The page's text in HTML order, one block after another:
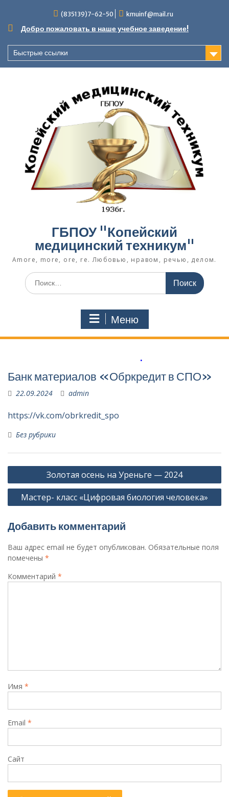
содержимому
(835139)7-62-50 kmuinf@mail.ru
Добро пожаловать в наше учебное заведение!
Быстрые ссылки
ГБПОУ "Копейский
медицинский техникум"
Amore, more, ore, re. Любовью, нравом, речью, делом.
Поиск
по:
Меню
Банк материалов «Обркредит в СПО»
22.09.2024 admin
https://vk.com/obrkredit_spo
Без рубрики
Навигация
по
записям
Золотая осень на Уреньге — 2024
Мастер- класс «Цифровая биология человека»
Добавить комментарий
Ваш адрес email не будет опубликован. Обязательные поля
помечены *
Комментарий *
Имя *
Email *
Сайт